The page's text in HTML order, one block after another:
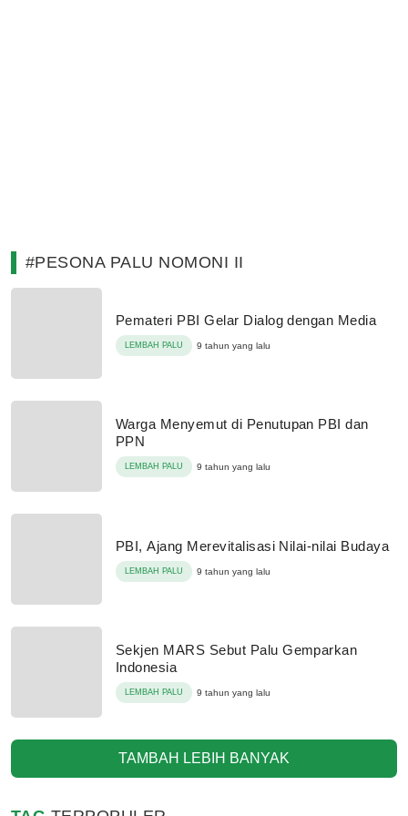
#PESONA PALU NOMONI II
Pemateri PBI Gelar Dialog dengan Media
LEMBAH PALU 9 tahun yang lalu
Warga Menyemut di Penutupan PBI dan
PPN
LEMBAH PALU 9 tahun yang lalu
PBI, Ajang Merevitalisasi Nilai-nilai Budaya
LEMBAH PALU 9 tahun yang lalu
Sekjen MARS Sebut Palu Gemparkan
Indonesia
LEMBAH PALU 9 tahun yang lalu
TAMBAH LEBIH BANYAK